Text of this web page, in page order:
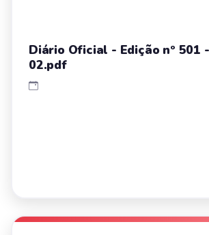
Diário Oficial - Edição nº 501
02.pdf